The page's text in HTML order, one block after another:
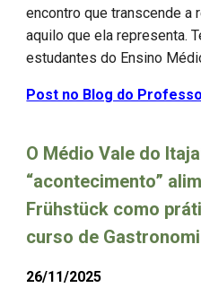
encontro que transcende a
aquilo que ela representa.
estudantes do Ensino
Post no Blog do
O Médio Vale do
“acontecimento”
Frühstück como
curso de
26/11/2025